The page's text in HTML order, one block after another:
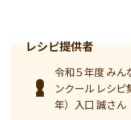
令和５年度 みん
ンクール レシ
年）入口 誠さん